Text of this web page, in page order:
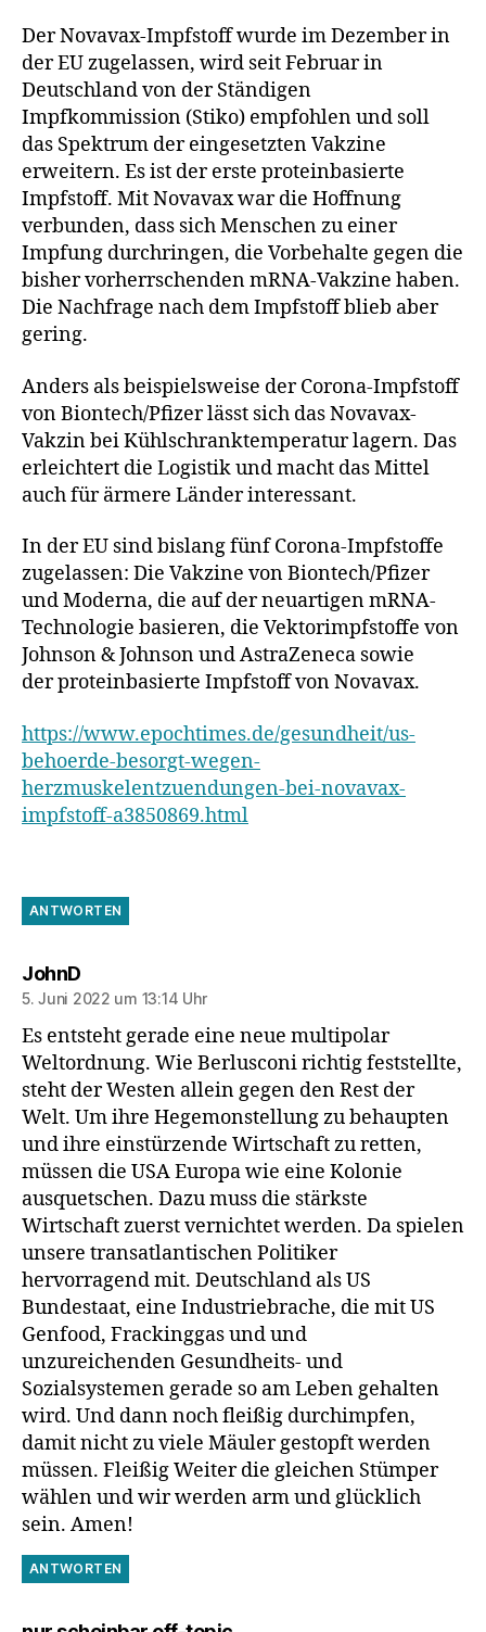
Der Novavax-Impfstoff wurde im Dezember in
der EU zugelassen, wird seit Februar in
Deutschland von der Ständigen
Impfkommission (Stiko) empfohlen und soll
das Spektrum der eingesetzten Vakzine
erweitern. Es ist der erste proteinbasierte
Impfstoff. Mit Novavax war die Hoffnung
verbunden, dass sich Menschen zu einer
Impfung durchringen, die Vorbehalte gegen die
bisher vorherrschenden mRNA-Vakzine haben.
Die Nachfrage nach dem Impfstoff blieb aber
gering.
Anders als beispielsweise der Corona-Impfstoff
von Biontech/Pfizer lässt sich das Novavax-
Vakzin bei Kühlschranktemperatur lagern. Das
erleichtert die Logistik und macht das Mittel
auch für ärmere Länder interessant.
In der EU sind bislang fünf Corona-Impfstoffe
zugelassen: Die Vakzine von Biontech/Pfizer
und Moderna, die auf der neuartigen mRNA-
Technologie basieren, die Vektorimpfstoffe von
Johnson & Johnson und AstraZeneca sowie
der proteinbasierte Impfstoff von Novavax.
https://www.epochtimes.de/gesundheit/us-
behoerde-besorgt-wegen-
herzmuskelentzuendungen-bei-novavax-
impfstoff-a3850869.html
ANTWORTEN
JohnDsagt:
5. Juni 2022 um 13:14 Uhr
Es entsteht gerade eine neue multipolar
Weltordnung. Wie Berlusconi richtig feststellte,
steht der Westen allein gegen den Rest der
Welt. Um ihre Hegemonstellung zu behaupten
und ihre einstürzende Wirtschaft zu retten,
müssen die USA Europa wie eine Kolonie
ausquetschen. Dazu muss die stärkste
Wirtschaft zuerst vernichtet werden. Da spielen
unsere transatlantischen Politiker
hervorragend mit. Deutschland als US
Bundestaat, eine Industriebrache, die mit US
Genfood, Frackinggas und und
unzureichenden Gesundheits- und
Sozialsystemen gerade so am Leben gehalten
wird. Und dann noch fleißig durchimpfen,
damit nicht zu viele Mäuler gestopft werden
müssen. Fleißig Weiter die gleichen Stümper
wählen und wir werden arm und glücklich
sein. Amen!
ANTWORTEN